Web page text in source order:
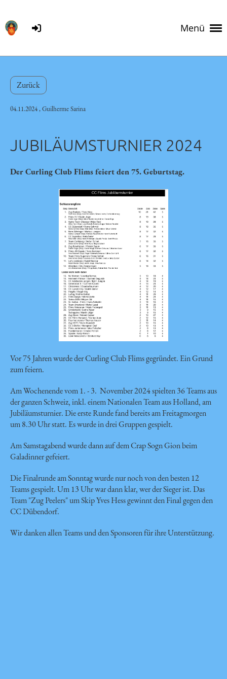
Menü
Zurück
04.11.2024, Guilherme Sarina
JUBILÄUMSTURNIER 2024
Der Curling Club Flims feiert den 75. Geburtstag.
Vor 75 Jahren wurde der Curling Club Flims gegründet. Ein Grund
zum feiern.
Am Wochenende vom 1. - 3. November 2024 spielten 36 Teams aus
der ganzen Schweiz, inkl. einem Nationalen Team aus Holland, am
Jubiläumsturnier. Die erste Runde fand bereits am Freitagmorgen
um 8.30 Uhr statt. Es wurde in drei Gruppen gespielt.
Am Samstagabend wurde dann auf dem Crap Sogn Gion beim
Galadinner gefeiert.
Die Finalrunde am Sonntag wurde nur noch von den besten 12
Teams gespielt. Um 13 Uhr war dann klar, wer der Sieger ist. Das
Team "Zug Peelers" um Skip Yves Hess gewinnt den Final gegen den
CC Dübendorf.
Wir danken allen Teams und den Sponsoren für ihre Unterstützung.